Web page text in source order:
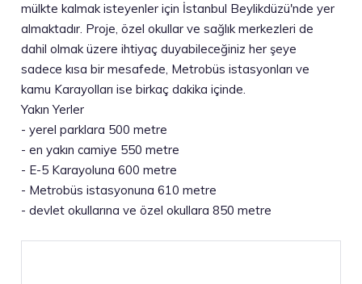
mülkte kalmak isteyenler için İstanbul Beylikdüzü'nde yer
almaktadır. Proje, özel okullar ve sağlık merkezleri de
dahil olmak üzere ihtiyaç duyabileceğiniz her şeye
sadece kısa bir mesafede, Metrobüs istasyonları ve
kamu Karayolları ise birkaç dakika içinde.
Yakın Yerler
-yerel parklara 500 metre
-en yakın camiye 550 metre
- E-5 Karayoluna 600 metre
- Metrobüs istasyonuna 610 metre
-devlet okullarına ve özel okullara 850 metre